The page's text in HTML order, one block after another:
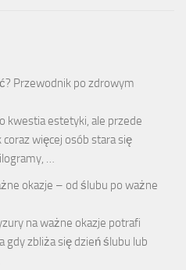
Przewodnik po zdrowym
kwestia estetyki, ale przede
więcej osób stara się
…
okazje – od ślubu po ważne
na ważne okazje potrafi
gdy zbliża się dzień ślubu lub